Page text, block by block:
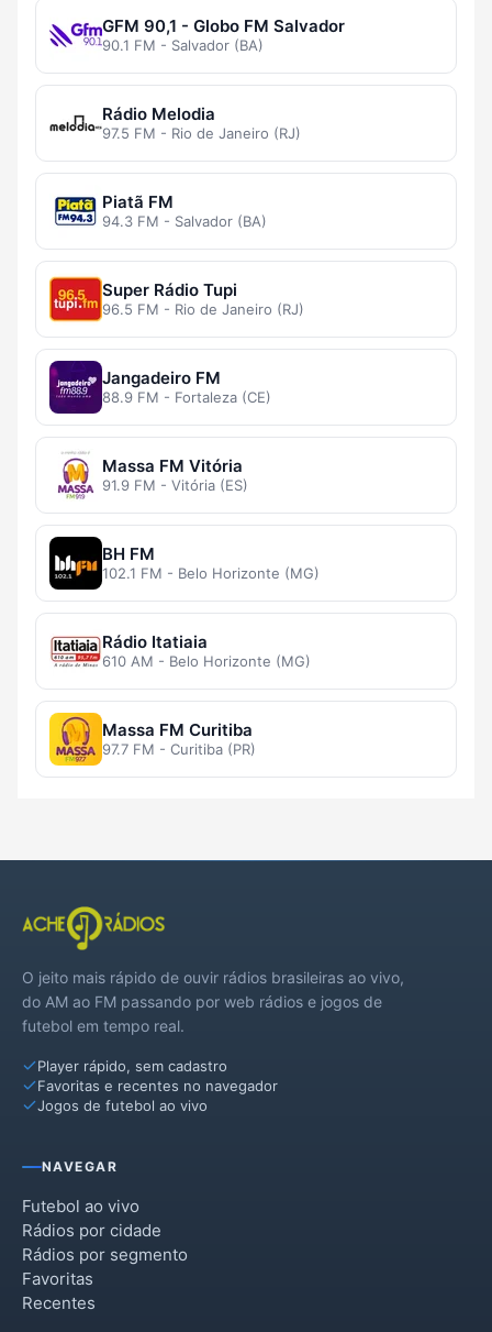
GFM 90,1 - Globo FM Salvador
90.1 FM - Salvador (BA)
Rádio Melodia
97.5 FM - Rio de Janeiro (RJ)
Piatã FM
94.3 FM - Salvador (BA)
Super Rádio Tupi
96.5 FM - Rio de Janeiro (RJ)
Jangadeiro FM
88.9 FM - Fortaleza (CE)
Massa FM Vitória
91.9 FM - Vitória (ES)
BH FM
102.1 FM - Belo Horizonte (MG)
Rádio Itatiaia
610 AM - Belo Horizonte (MG)
Massa FM Curitiba
97.7 FM - Curitiba (PR)
O jeito mais rápido de ouvir rádios brasileiras ao vivo,
do AM ao FM passando por web rádios e jogos de
futebol em tempo real.
Player rápido, sem cadastro
Favoritas e recentes no navegador
Jogos de futebol ao vivo
NAVEGAR
Futebol ao vivo
Rádios por cidade
Rádios por segmento
Favoritas
Recentes